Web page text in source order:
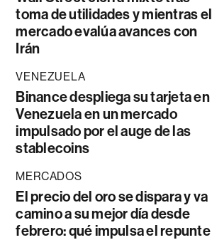
toma de utilidades y mientras el
mercado evalúa avances con
Irán
VENEZUELA
Binance despliega su tarjeta en
Venezuela en un mercado
impulsado por el auge de las
stablecoins
MERCADOS
El precio del oro se dispara y va
camino a su mejor día desde
febrero: qué impulsa el repunte